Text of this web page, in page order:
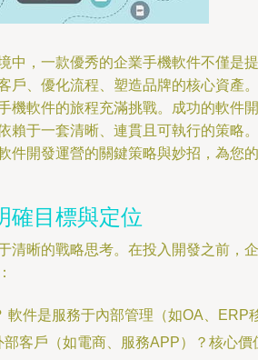
中，一款優秀的企業手機軟件不僅是提
戶、優化流程、塑造品牌的核心資產。
機軟件的旅程充滿挑戰。成功的軟件開
賴于一套清晰、連貫且可執行的策略。
件開發運營的關鍵策略與妙招，為您的
確目標與定位
清晰的戰略思考。在投入開發之前，企
軟件是服務于內部管理（如OA、ERP
客戶（如電商、服務APP）？核心價